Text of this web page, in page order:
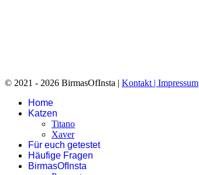
© 2021 - 2026 BirmasOfInsta | Kontakt | Impressum
Home
Katzen
Titano
Xaver
Für euch getestet
Häufige Fragen
BirmasOfInsta